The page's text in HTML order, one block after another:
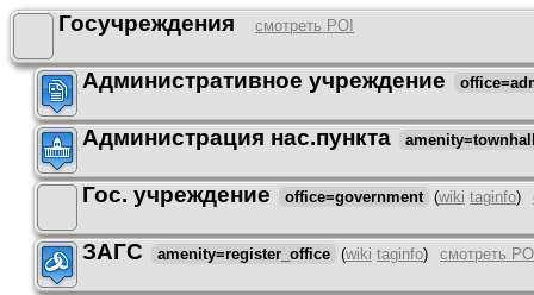
Госучреждения смотреть POI
Административное учреждение
Администрация нас.пункта
Гос. учреждение office=government (wiki taginfo)
ЗАГС amenity=register_office (wiki taginfo) смотреть